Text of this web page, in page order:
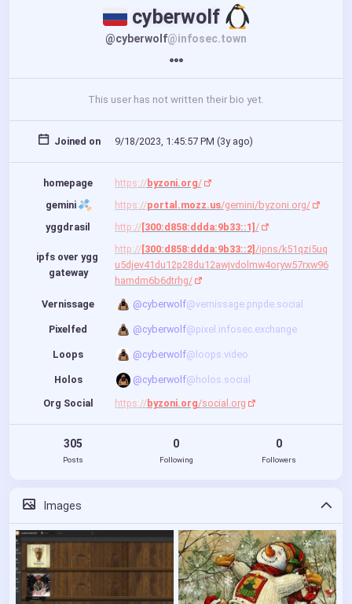
cyberwolf
@cyberwolf@infosec.town
This user has not written their bio yet.
Joined on 9/18/2023, 1:45:57 PM (3y ago)
homepage https://byzoni.org/
gemini
https://portal.mozz.us/gemini/byzoni.org/
yggdrasil
http://[300:d858:ddda:9b33::1] /
ipfs over ygg
gateway
http://[300:d858:ddda:9b33::2] /ipns/k51qzi5uq
u5djev41du12p28du12awjvdolmw4oryw57rxw96
hamdm6b6dtrhg/
Vernissage
@cyberwolf@vernissage.pnpde.social
Pixelfed @cyberwolf@pixel.infosec.exchange
Loops @cyberwolf@loops.video
Holos @cyberwolf@holos.social
Org Social
https://byzoni.org/social.org
305
Posts
0
Following
0
Followers
Images